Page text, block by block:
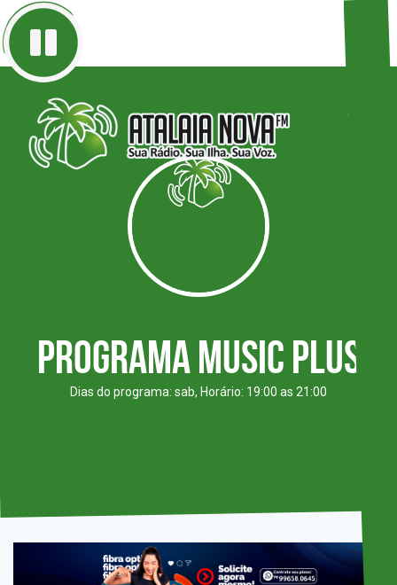
Programa Music Plus
Dias do programa: sab, Horário: 19:00 as 21:00